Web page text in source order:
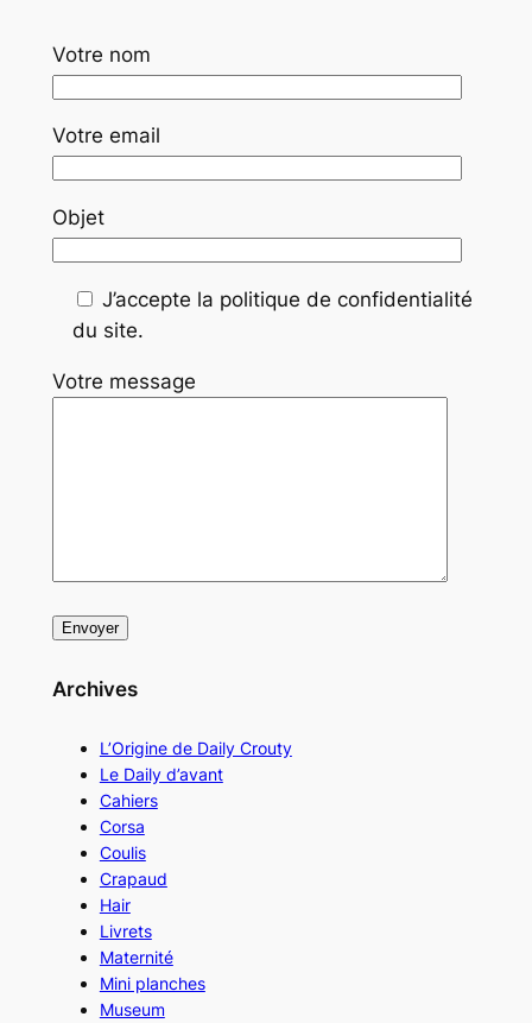
Votre nom
Votre email
Objet
J’accepte la politique de confidentialité
du site.
Votre message
Archives
L’Origine de Daily Crouty
Le Daily d’avant
Cahiers
Corsa
Coulis
Crapaud
Hair
Livrets
Maternité
Mini planches
Museum